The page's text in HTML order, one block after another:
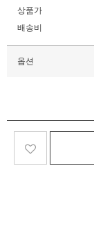
상품가
배송비
옵션